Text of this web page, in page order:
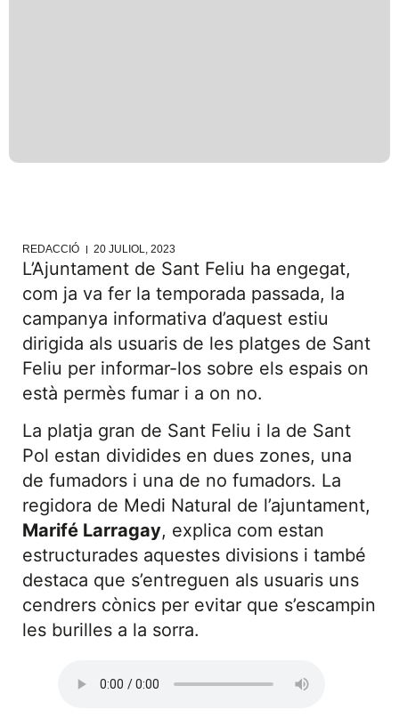
REDACCIÓ 20 JULIOL, 2023
L’Ajuntament de Sant Feliu ha engegat,
com ja va fer la temporada passada, la
campanya informativa d’aquest estiu
dirigida als usuaris de les platges de Sant
Feliu per informar-los sobre els espais on
està permès fumar i a on no.
La platja gran de Sant Feliu i la de Sant
Pol estan dividides en dues zones, una
de fumadors i una de no fumadors. La
regidora de Medi Natural de l’ajuntament,
Marifé Larragay, explica com estan
estructurades aquestes divisions i també
destaca que s’entreguen als usuaris uns
cendrers cònics per evitar que s’escampin
les burilles a la sorra.